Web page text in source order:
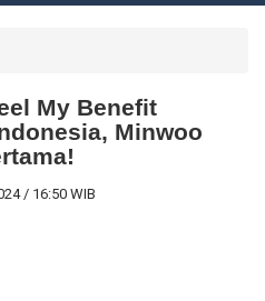
My Benefit
Minwoo
/ 16:50 WIB